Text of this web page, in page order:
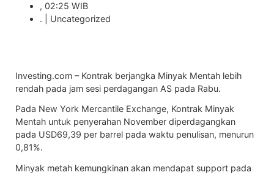
, 02:25 WIB
. |
Uncategorized
Investing.com – Kontrak berjangka Minyak Mentah lebih
rendah pada jam sesi perdagangan AS pada Rabu.
Pada New York Mercantile Exchange, Kontrak Minyak
Mentah untuk penyerahan November diperdagangkan
pada USD69,39 per barrel pada waktu penulisan, menurun
0,81%.
Minyak metah kemungkinan akan mendapat support pada